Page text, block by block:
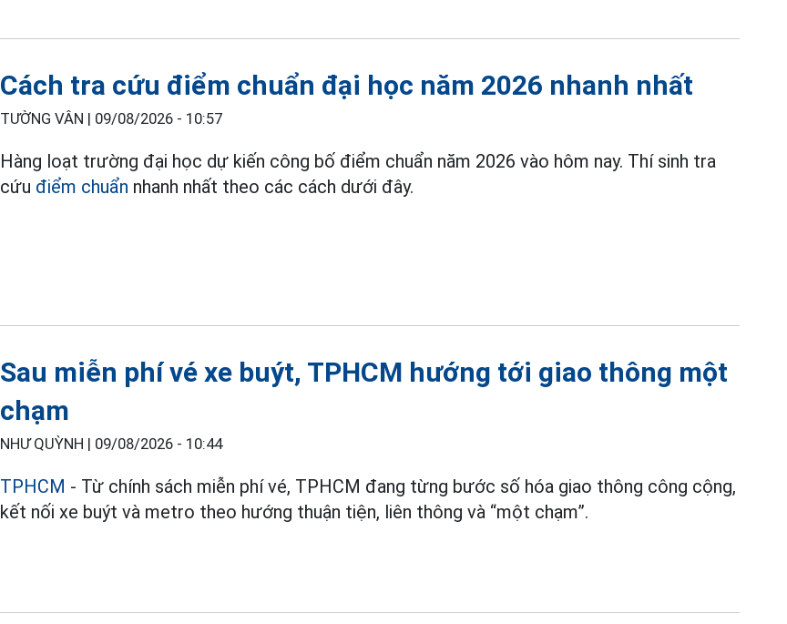
Cách tra cứu điểm chuẩn đại học năm 2026 nhanh nhất
TƯỜNG VÂN | 09/08/2026 - 10:57
Hàng loạt trường đại học dự kiến công bố điểm chuẩn năm 2026 vào hôm nay. Thí sinh tra
cứu điểm chuẩn nhanh nhất theo các cách dưới đây.
Sau miễn phí vé xe buýt, TPHCM hướng tới giao thông một
chạm
NHƯ QUỲNH | 09/08/2026 - 10:44
TPHCM - Từ chính sách miễn phí vé, TPHCM đang từng bước số hóa giao thông công cộng,
kết nối xe buýt và metro theo hướng thuận tiện, liên thông và “một chạm”.